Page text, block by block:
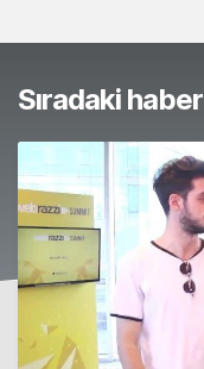
Sıradaki haber